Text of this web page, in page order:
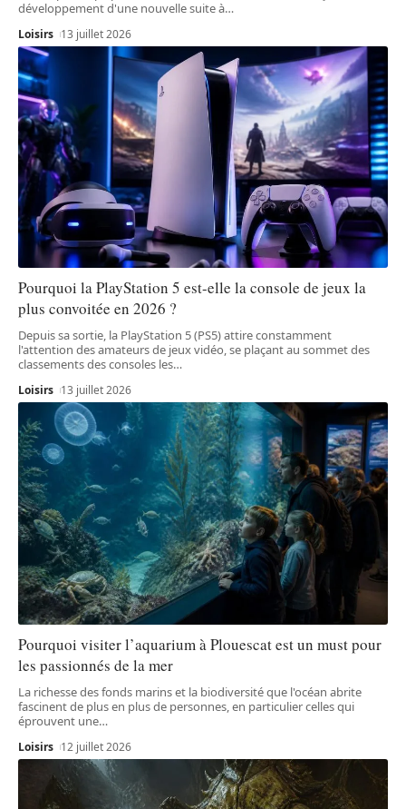
développement d'une nouvelle suite à…
Loisirs 13 juillet 2026
Pourquoi la PlayStation 5 est-elle la console de jeux la
plus convoitée en 2026 ?
Depuis sa sortie, la PlayStation 5 (PS5) attire constamment
l'attention des amateurs de jeux vidéo, se plaçant au sommet des
classements des consoles les…
Loisirs 13 juillet 2026
Pourquoi visiter l’aquarium à Plouescat est un must pour
les passionnés de la mer
La richesse des fonds marins et la biodiversité que l'océan abrite
fascinent de plus en plus de personnes, en particulier celles qui
éprouvent une…
Loisirs 12 juillet 2026